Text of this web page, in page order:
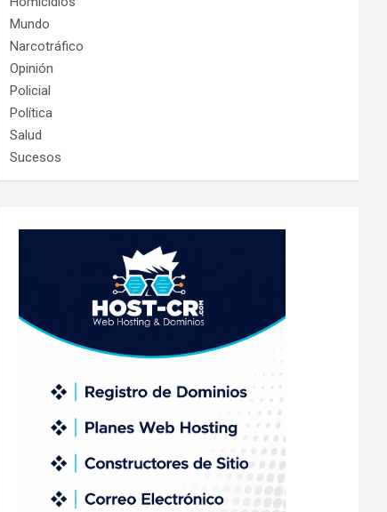
Mundo
Narcotráfico
Opinión
Policial
Política
Salud
Sucesos